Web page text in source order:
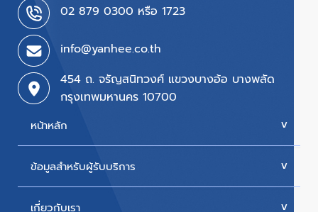
02 879 0300 หรือ 1723
info@yanhee.co.th
454 ถ. จรัญสนิทวงศ์ แขวงบางอ้อ บางพลัด
กรุงเทพมหานคร 10700
หน้าหลัก
บริการของเรา
ข้อมูลสำหรับผู้รับบริการ
นัดหมายแพทย์
เกี่ยวกับเรา